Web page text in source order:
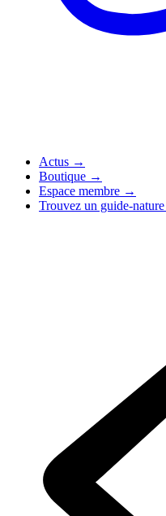
Actus →
Boutique →
Espace membre →
Trouvez un guide-nature